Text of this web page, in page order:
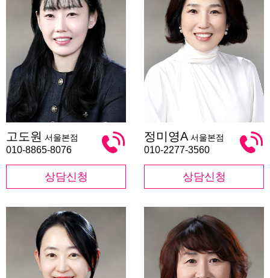
도
원
고도원 서울본점
010-8865-8076
상담신청
미
영
정미영A 서울본점
010-2277-3560
상담신청